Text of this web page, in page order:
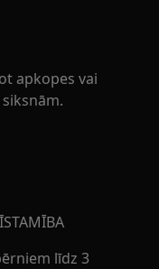
apkopes vai
līdz 3